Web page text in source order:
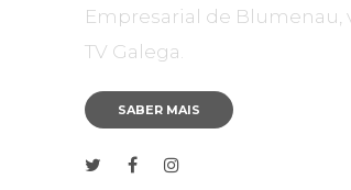
Empresarial de Blumenau,
TV Galega.
SABER MAIS